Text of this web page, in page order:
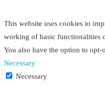
This website uses cookies to
working of basic functionalities
You also have the option to
Necessary
Necessary